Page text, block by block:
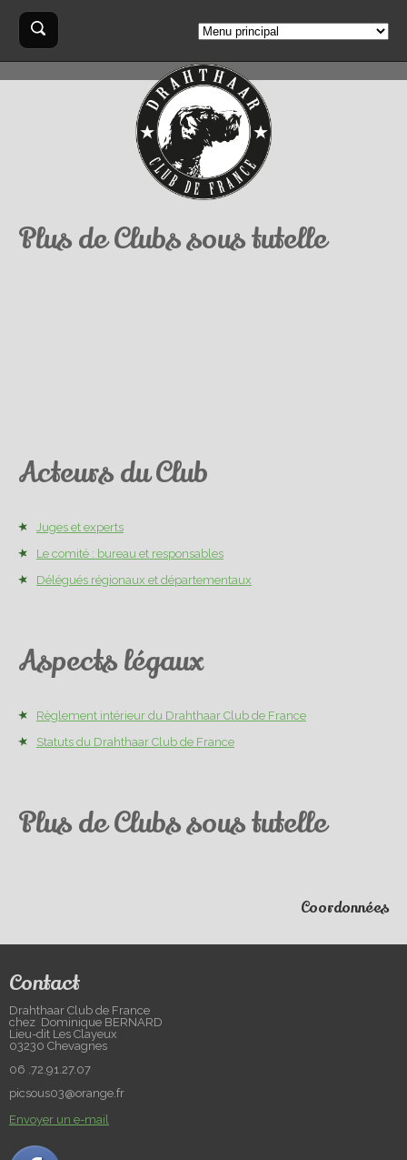
Formulaire
de
recherche
Rechercher
Plus de Clubs sous tutelle
Acteurs du Club
Juges et experts
Le comité : bureau et responsables
Délégués régionaux et départementaux
Aspects légaux
Règlement intérieur du Drahthaar Club de France
Statuts du Drahthaar Club de France
Plus de Clubs sous tutelle
Coordonnées
Contact
Drahthaar Club de France
chez Dominique BERNARD
Lieu-dit Les Clayeux
03230 Chevagnes
06 .72.91.27.07
picsous03@orange.fr
Envoyer un e-mail